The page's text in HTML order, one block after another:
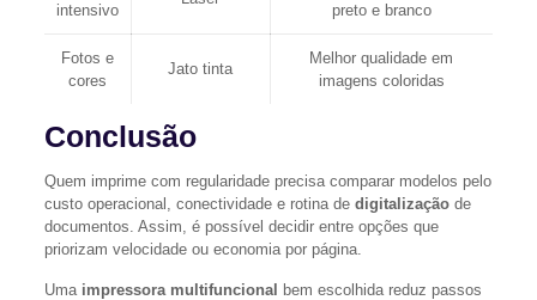
intensivo
preto e branco
Fotos e
cores
Jato tinta
Melhor qualidade em
imagens coloridas
Conclusão
Quem imprime com regularidade precisa comparar modelos pelo
custo operacional, conectividade e rotina de digitalizaçãode
documentos. Assim, é possível decidir entre opções que
priorizam velocidade ou economia por página.
Uma impressora multifuncional
bem escolhida reduz passos